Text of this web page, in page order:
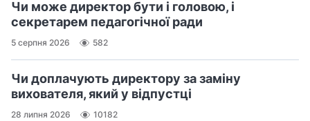
Чи може директор бути і головою, і
секретарем педагогічної ради
5 серпня 2026 582
Чи доплачують директору за заміну
вихователя, який у відпустці
28 липня 2026 10182